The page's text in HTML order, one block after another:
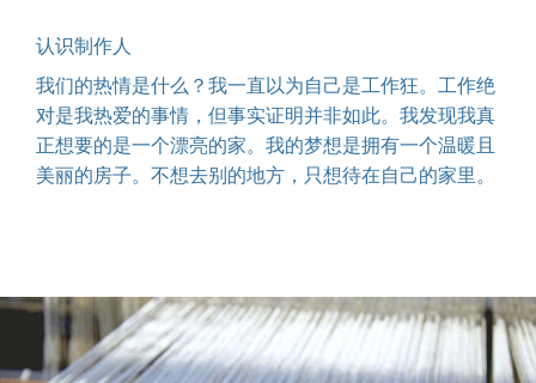
认识制作人
我们的热情是什么？我一直以为自己是工作狂。工作绝
对是我热爱的事情，但事实证明并非如此。我发现我真
正想要的是一个漂亮的家。我的梦想是拥有一个温暖且
美丽的房子。不想去别的地方，只想待在自己的家里。